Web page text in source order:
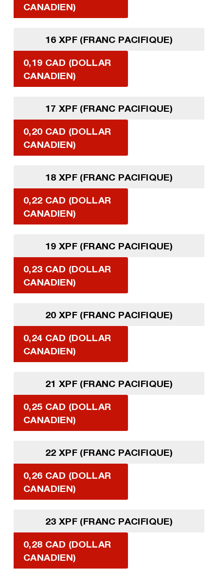
CANADIEN)
16 XPF (FRANC PACIFIQUE)
0,19 CAD (DOLLAR
CANADIEN)
17 XPF (FRANC PACIFIQUE)
0,20 CAD (DOLLAR
CANADIEN)
18 XPF (FRANC PACIFIQUE)
0,22 CAD (DOLLAR
CANADIEN)
19 XPF (FRANC PACIFIQUE)
0,23 CAD (DOLLAR
CANADIEN)
20 XPF (FRANC PACIFIQUE)
0,24 CAD (DOLLAR
CANADIEN)
21 XPF (FRANC PACIFIQUE)
0,25 CAD (DOLLAR
CANADIEN)
22 XPF (FRANC PACIFIQUE)
0,26 CAD (DOLLAR
CANADIEN)
23 XPF (FRANC PACIFIQUE)
0,28 CAD (DOLLAR
CANADIEN)